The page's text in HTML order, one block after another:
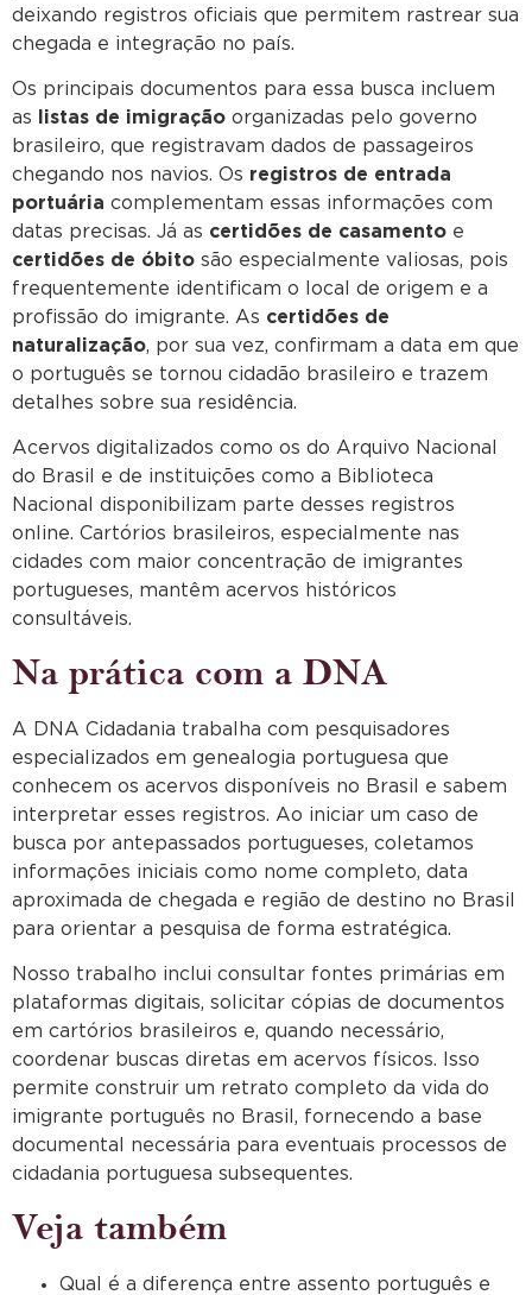
deixando registros oficiais que permitem rastrear sua
chegada e integração no país.
Os principais documentos para essa busca incluem
as
listas de imigração organizadas pelo governo
brasileiro, que registravam dados de passageiros
chegando nos navios. Os registros de entrada
portuária complementam essas informações com
datas precisas. Já as certidões de casamento e
certidões de óbito são especialmente valiosas, pois
frequentemente identificam o local de origem e a
profissão do imigrante. As certidões de
naturalização, por sua vez, confirmam a data em que
o português se tornou cidadão brasileiro e trazem
detalhes sobre sua residência.
Acervos digitalizados como os do Arquivo Nacional
do Brasil e de instituições como a Biblioteca
Nacional disponibilizam parte desses registros
online. Cartórios brasileiros, especialmente nas
cidades com maior concentração de imigrantes
portugueses, mantêm acervos históricos
consultáveis.
Na prática com a DNA
A DNA Cidadania trabalha com pesquisadores
especializados em genealogia portuguesa que
conhecem os acervos disponíveis no Brasil e sabem
interpretar esses registros. Ao iniciar um caso de
busca por antepassados portugueses, coletamos
informações iniciais como nome completo, data
aproximada de chegada e região de destino no Brasil
para orientar a pesquisa de forma estratégica.
Nosso trabalho inclui consultar fontes primárias em
plataformas digitais, solicitar cópias de documentos
em cartórios brasileiros e, quando necessário,
coordenar buscas diretas em acervos físicos. Isso
permite construir um retrato completo da vida do
imigrante português no Brasil, fornecendo a base
documental necessária para eventuais processos de
cidadania portuguesa subsequentes.
Veja também
Qual é a diferença entre assento português e